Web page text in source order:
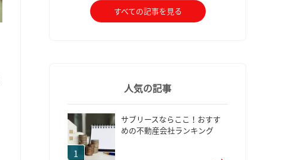
すべての記事を見る
人気の記事
サブリースならここ！おすす
めの不動産会社ランキング